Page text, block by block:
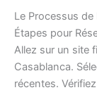
Le Processus
Étapes pour
Allez sur un site
Casablanca.
récentes.